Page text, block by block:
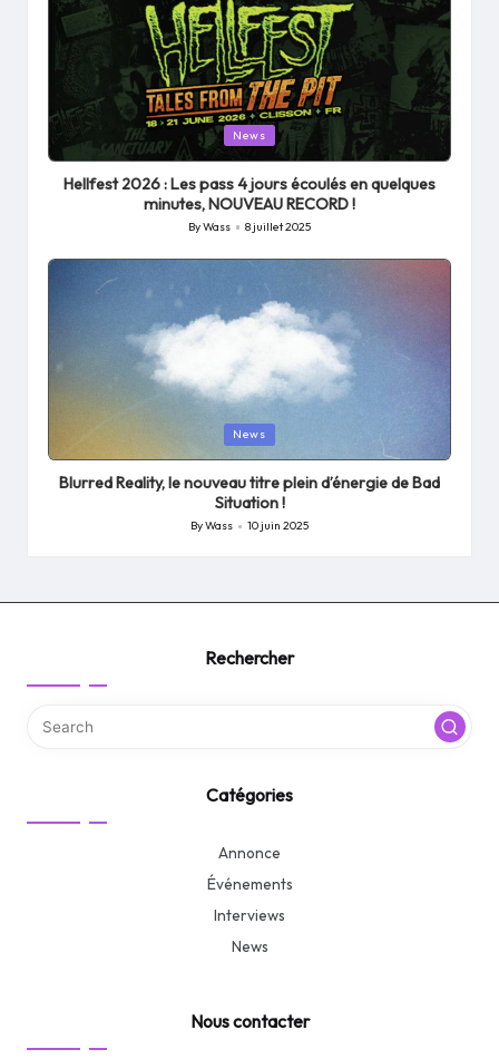
Posted
in
News
Hellfest 2026 : Les pass 4 jours écoulés en quelques
minutes, NOUVEAU RECORD !
Posted
by
ByWass 8 juillet 2025
in
News
Blurred Reality, le nouveau titre plein d’énergie de Bad
Situation !
Posted
ByWass 10 juin 2025
Rechercher
Catégories
Annonce
Événements
Interviews
News
Nous contacter